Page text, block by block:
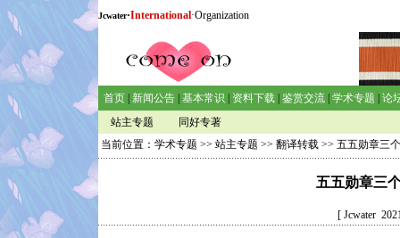
Jcwater·International·Organization
首页 新闻公告 基本常识 资料下载 鉴赏交流 学术专题
论
站主专题
同好专著
当前位置： 学术专题 >> 站主专题 >> 翻译转载 >> 五五勋章三
五五勋章三
[ Jcwater